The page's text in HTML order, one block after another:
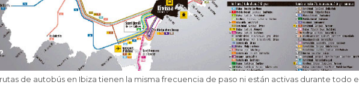
de autobús en Ibiza tienen la misma frecuencia de paso ni están activas durante todo el